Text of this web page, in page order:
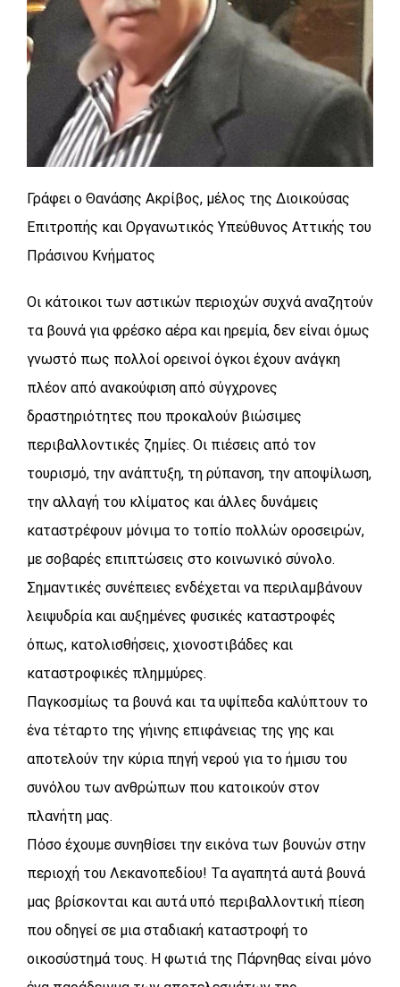
Γράφει ο Θανάσης Ακρίβος, μέλος της Διοικούσας
Επιτροπής και Οργανωτικός Υπεύθυνος Αττικής του
Πράσινου Κνήματος
Οι κάτοικοι των αστικών περιοχών συχνά αναζητούν
τα βουνά για φρέσκο αέρα και ηρεμία, δεν είναι όμως
γνωστό πως πολλοί ορεινοί όγκοι έχουν ανάγκη
πλέον από ανακούφιση από σύγχρονες
δραστηριότητες που προκαλούν βιώσιμες
περιβαλλοντικές ζημίες. Οι πιέσεις από τον
τουρισμό, την ανάπτυξη, τη ρύπανση, την αποψίλωση,
την αλλαγή του κλίματος και άλλες δυνάμεις
καταστρέφουν μόνιμα το τοπίο πολλών οροσειρών,
με σοβαρές επιπτώσεις στο κοινωνικό σύνολο.
Σημαντικές συνέπειες ενδέχεται να περιλαμβάνουν
λειψυδρία και αυξημένες φυσικές καταστροφές
όπως, κατολισθήσεις, χιονοστιβάδες και
καταστροφικές πλημμύρες.
Παγκοσμίως τα βουνά και τα υψίπεδα καλύπτουν το
ένα τέταρτο της γήινης επιφάνειας της γης και
αποτελούν την κύρια πηγή νερού για το ήμισυ του
συνόλου των ανθρώπων που κατοικούν στον
πλανήτη μας.
Πόσο έχουμε συνηθίσει την εικόνα των βουνών στην
περιοχή του Λεκανοπεδίου! Τα αγαπητά αυτά βουνά
μας βρίσκονται και αυτά υπό περιβαλλοντική πίεση
που οδηγεί σε μια σταδιακή καταστροφή το
οικοσύστημά τους. Η φωτιά της Πάρνηθας είναι μόνο